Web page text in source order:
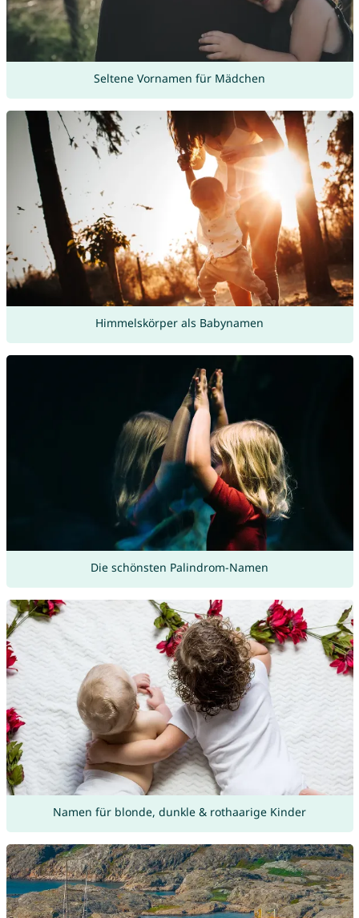
Seltene Vornamen für Mädchen
Himmelskörper als Babynamen
Die schönsten Palindrom-Namen
Namen für blonde, dunkle & rothaarige Kinder